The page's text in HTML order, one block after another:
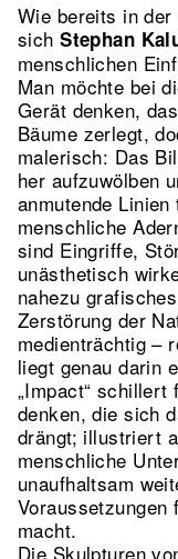
Wie bereits in der
sichStephan
menschlichen
Man möchte bei
Gerät denken,
Bäume zerlegt,
malerisch: Das
her aufzuwölben
anmutende
menschliche
sind Eingriffe,
unästhetisch
nahezu
Zerstörung der
medienträchtig –
liegt genau darin
„Impact“ schillert
denken, die sich
drängt; illustriert
menschliche
unaufhaltsam
macht.
Die Skulpturen